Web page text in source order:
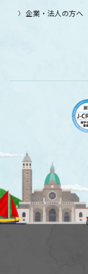
企業・法人の方へ